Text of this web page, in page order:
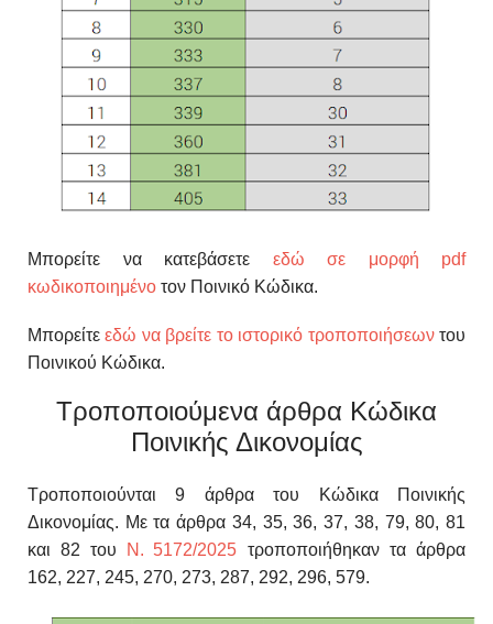
Μπορείτε να κατεβάσετε εδώ σε μορφή pdf
κωδικοποιημένο τον Ποινικό Κώδικα.
Μπορείτεεδώ να βρείτε το ιστορικό τροποποιήσεωντου
Ποινικού Κώδικα.
Τροποποιούμενα άρθρα Κώδικα
Ποινικής Δικονομίας
Τροποποιούνται 9 άρθρα του Κώδικα Ποινικής
Δικονομίας. Με τα άρθρα 34, 35, 36, 37, 38, 79, 80, 81
και 82 του Ν. 5172/2025
τροποποιήθηκαν τα άρθρα
162, 227, 245, 270, 273, 287, 292, 296, 579.